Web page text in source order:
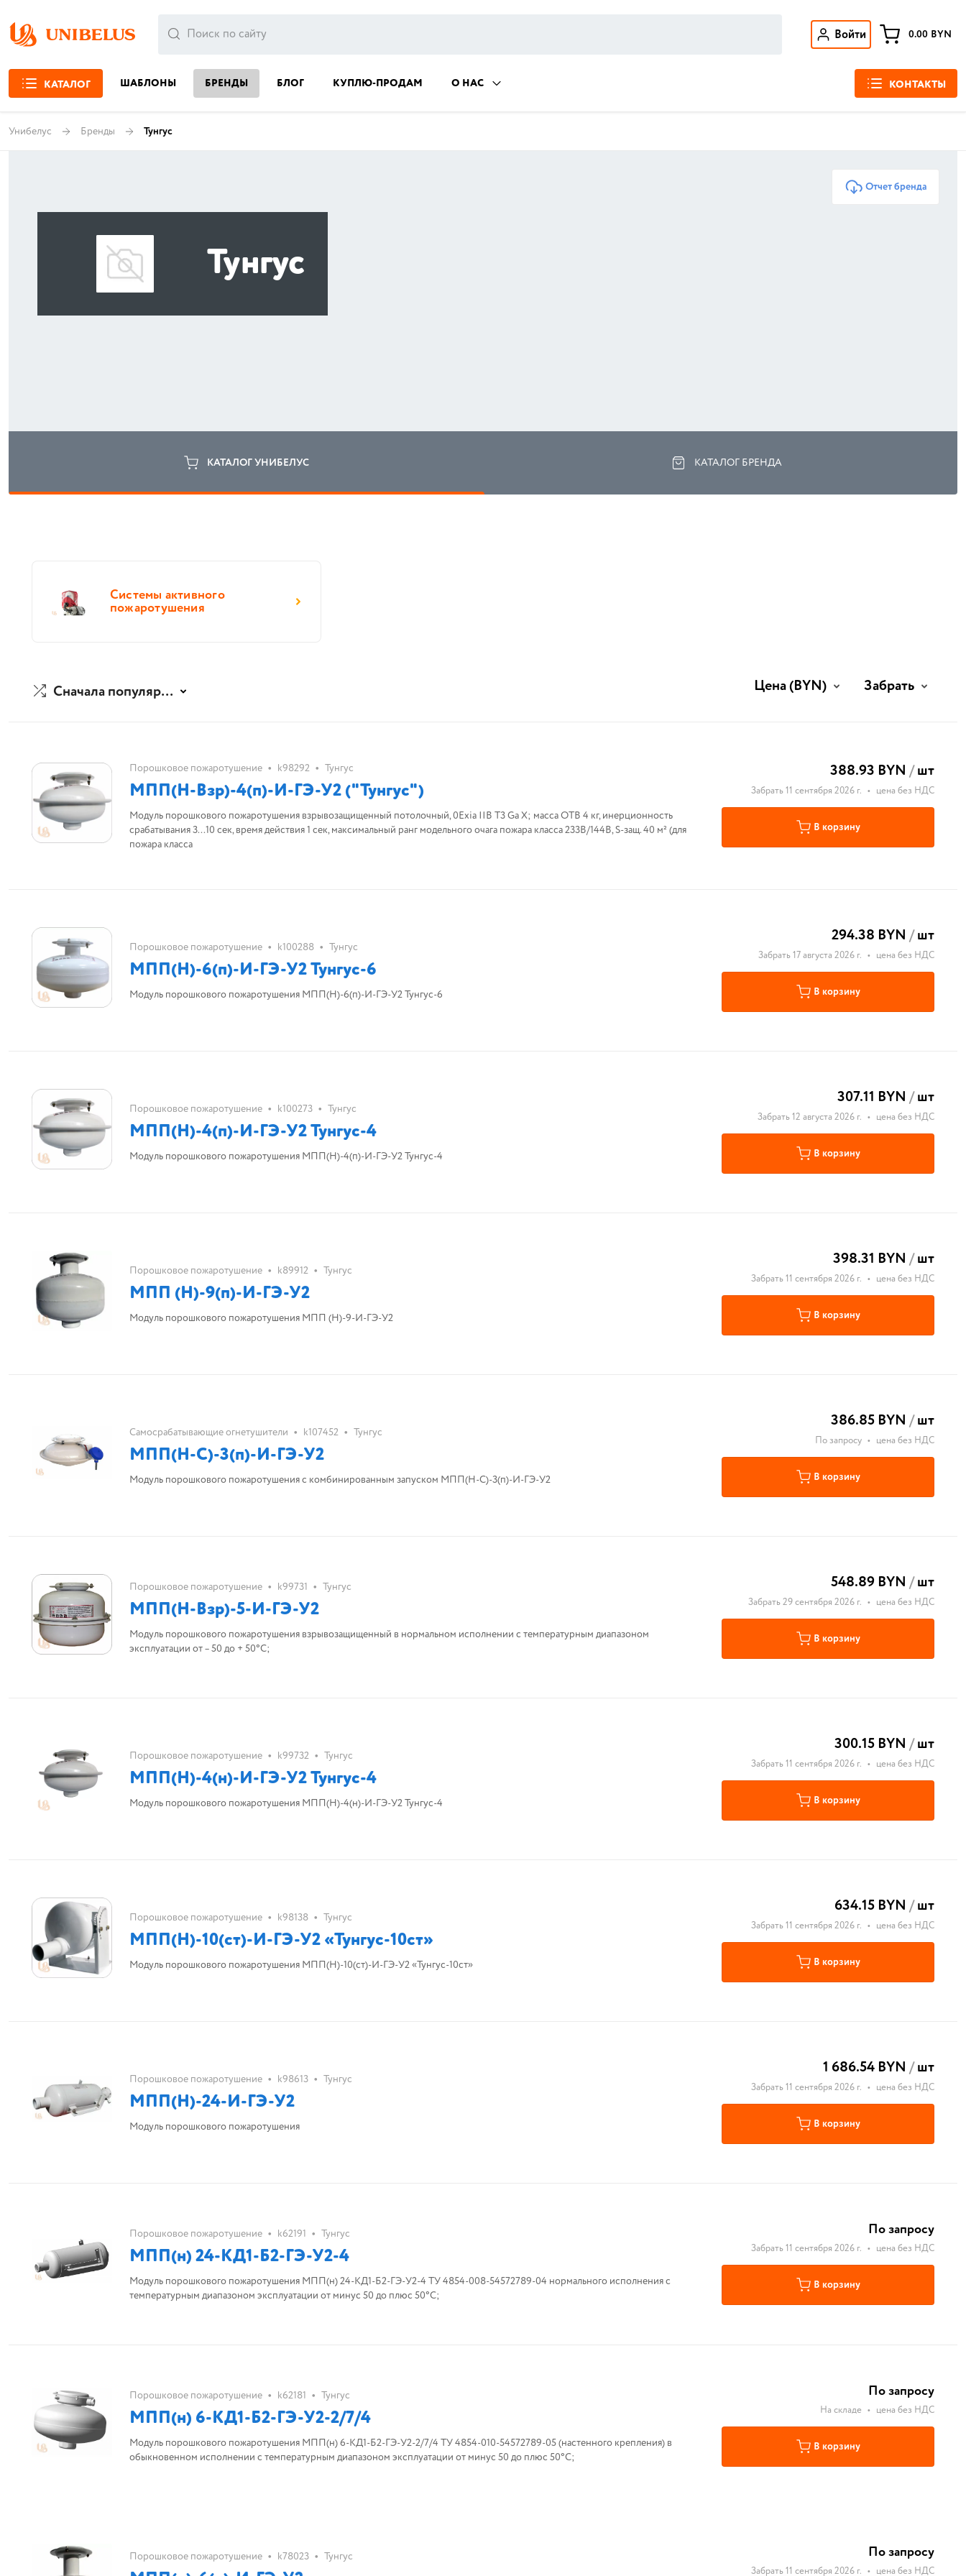
Войти 0.00 BYN
КАТАЛОГ ШАБЛОНЫ БРЕНДЫ БЛОГ КУПЛЮ-ПРОДАМ О НАС КОНТАКТЫ
Унибелус Бренды Тунгус
Отчет бренда
Тунгус
КАТАЛОГ УНИБЕЛУС КАТАЛОГ БРЕНДА
Системы активного
пожаротушения
Сначала популярные Цена(BYN) Забрать
Порошковое пожаротушение • k98292 • Тунгус
МПП(Н-Взр)-4(п)-И-ГЭ-У2 ("Тунгус")
Модуль порошкового пожаротушения взрывозащищенный потолочный, 0Exia IIB T3 Gа Х; масса ОТВ 4 кг, инерционность
срабатывания 3...10 сек, время действия 1 сек, максимальный ранг модельного очага пожара класса 233В/144В, S-защ. 40 м² (для
пожара класса
388.93 BYN /шт
Забрать 11 сентября 2026 г. • цена без НДС
В корзину
Порошковое пожаротушение • k100288 • Тунгус
МПП(Н)-6(п)-И-ГЭ-У2 Тунгус-6
Модуль порошкового пожаротушения МПП(Н)-6(п)-И-ГЭ-У2 Тунгус-6
294.38 BYN /шт
Забрать 17 августа 2026 г. • цена без НДС
В корзину
Порошковое пожаротушение • k100273 • Тунгус
МПП(Н)-4(п)-И-ГЭ-У2 Тунгус-4
Модуль порошкового пожаротушения МПП(Н)-4(п)-И-ГЭ-У2 Тунгус-4
307.11 BYN /шт
Забрать 12 августа 2026 г. • цена без НДС
В корзину
Порошковое пожаротушение • k89912 • Тунгус
МПП (Н)-9(п)-И-ГЭ-У2
Модуль порошкового пожаротушения МПП (Н)-9-И-ГЭ-У2
398.31 BYN /шт
Забрать 11 сентября 2026 г. • цена без НДС
В корзину
Самосрабатывающие огнетушители • k107452 • Тунгус
МПП(Н-С)-3(п)-И-ГЭ-У2
Модуль порошкового пожаротушения с комбинированным запуском МПП(Н-С)-3(п)-И-ГЭ-У2
386.85 BYN /шт
По запросу • цена без НДС
В корзину
Порошковое пожаротушение • k99731 • Тунгус
МПП(Н-Взр)-5-И-ГЭ-У2
Модуль порошкового пожаротушения взрывозащищенный в нормальном исполнении с температурным диапазоном
эксплуатации от – 50 до + 50°С;
548.89 BYN /шт
Забрать 29 сентября 2026 г. • цена без НДС
В корзину
Порошковое пожаротушение • k99732 • Тунгус
МПП(Н)-4(н)-И-ГЭ-У2 Тунгус-4
Модуль порошкового пожаротушения МПП(Н)-4(н)-И-ГЭ-У2 Тунгус-4
300.15 BYN /шт
Забрать 11 сентября 2026 г. • цена без НДС
В корзину
Порошковое пожаротушение • k98138 • Тунгус
МПП(Н)-10(ст)-И-ГЭ-У2 «Тунгус-10ст»
Модуль порошкового пожаротушения МПП(Н)-10(ст)-И-ГЭ-У2 «Тунгус-10ст»
634.15 BYN /шт
Забрать 11 сентября 2026 г. • цена без НДС
В корзину
Порошковое пожаротушение • k98613 • Тунгус
МПП(Н)-24-И-ГЭ-У2
Модуль порошкового пожаротушения
1 686.54 BYN /шт
Забрать 11 сентября 2026 г. • цена без НДС
В корзину
Порошковое пожаротушение • k62191 • Тунгус
МПП(н) 24-КД1-Б2-ГЭ-У2-4
Модуль порошкового пожаротушения МПП(н) 24-КД1-Б2-ГЭ-У2-4 ТУ 4854-008-54572789-04 нормального исполнения с
температурным диапазоном эксплуатации от минус 50 до плюс 50°С;
По запросу
Забрать 11 сентября 2026 г. • цена без НДС
В корзину
Порошковое пожаротушение • k62181 • Тунгус
МПП(н) 6-КД1-Б2-ГЭ-У2-2/7/4
Модуль порошкового пожаротушения МПП(н) 6-КД1-Б2-ГЭ-У2-2/7/4 ТУ 4854-010-54572789-05 (настенного крепления) в
обыкновенном исполнении с температурным диапазоном эксплуатации от минус 50 до плюс 50°С;
По запросу
На складе • цена без НДС
В корзину
Порошковое пожаротушение • k78023 • Тунгус По запросу
Забрать 11 сентября 2026 г. • цена без НДС